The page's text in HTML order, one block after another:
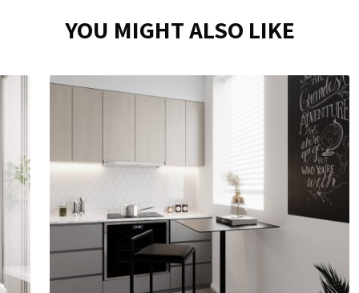
מראת עץ עגולה
₪249
בחירתרוחב:
80 ס"מ
90 ס"מ
מגש מתכת מלבני
בחירת
YOU MIGHT ALSO LIKE